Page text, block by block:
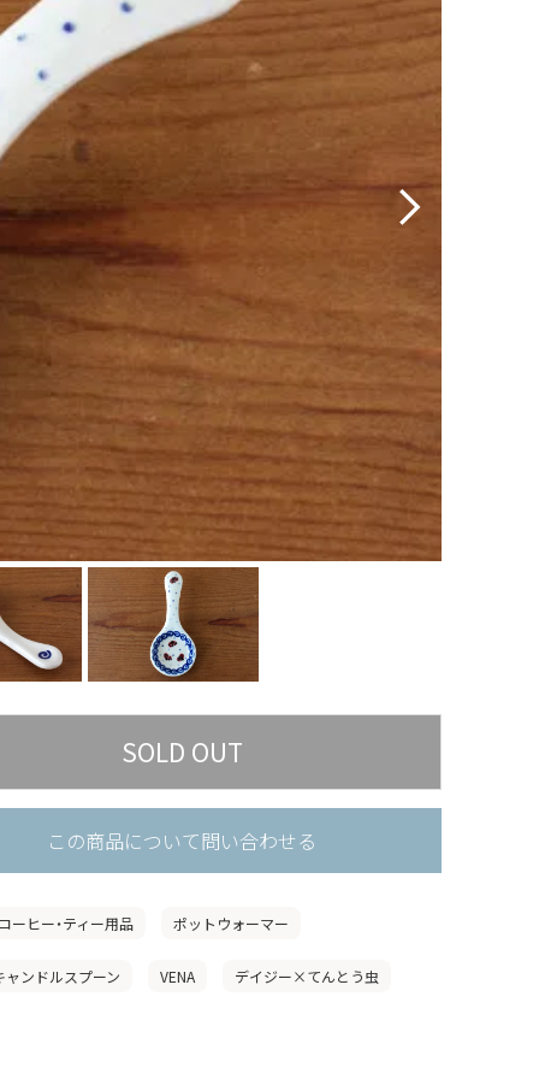
この商品について問い合わせる
ーヒー・ティー用品 ポットウォーマー
ャンドルスプーン VENA デイジー×てんとう虫